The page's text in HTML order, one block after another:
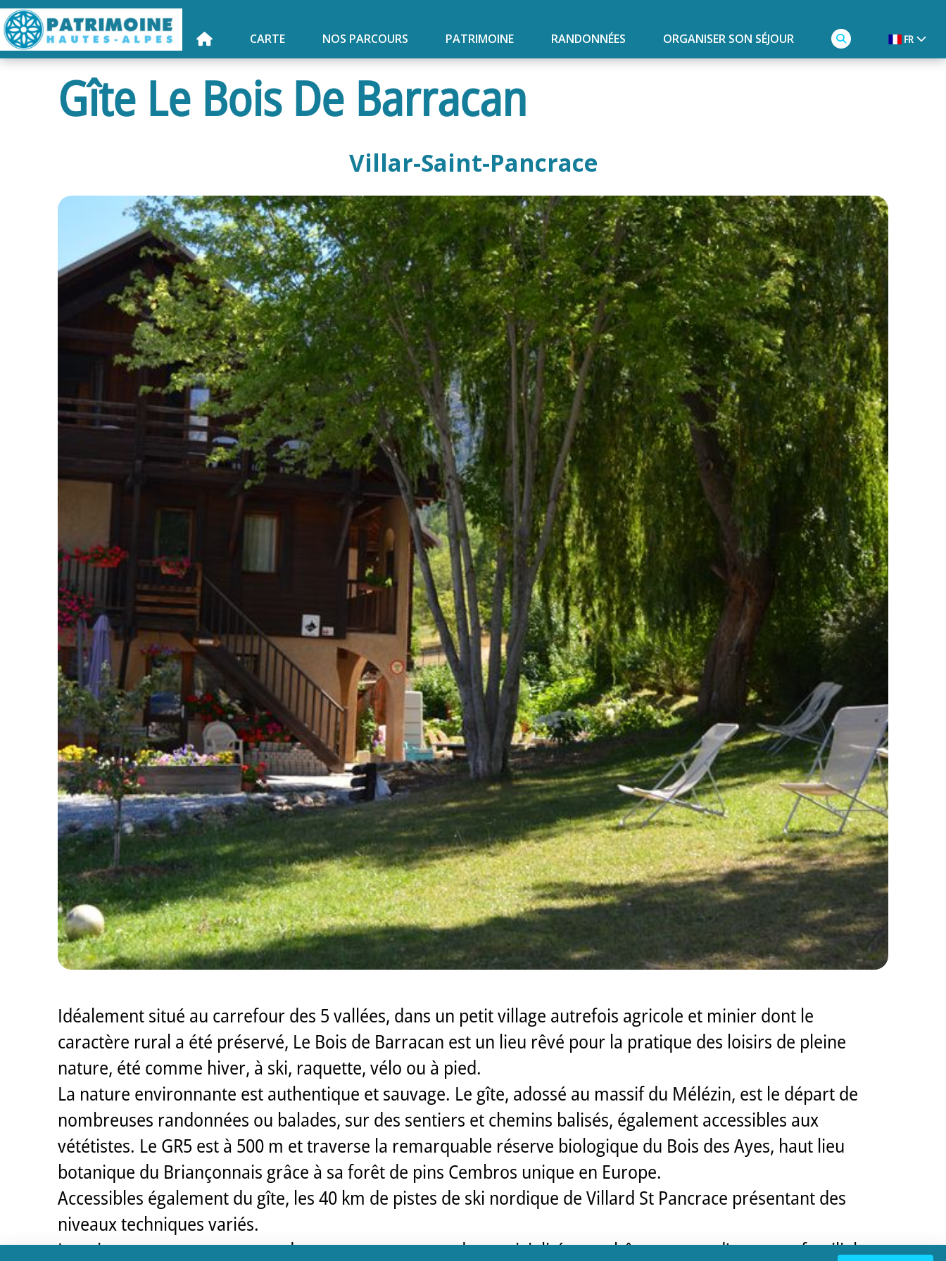
CARTE NOS PARCOURS PATRIMOINE RANDONNÉES ORGANISER SON SÉJOUR FR
Gîte Le Bois De Barracan
Villar-Saint-Pancrace
Idéalement situé au carrefour des 5 vallées, dans un petit village autrefois agricole et minier dont le
caractère rural a été préservé, Le Bois de Barracan est un lieu rêvé pour la pratique des loisirs de pleine
nature, été comme hiver, à ski, raquette, vélo ou à pied.
La nature environnante est authentique et sauvage. Le gîte, adossé au massif du Mélézin, est le départ de
nombreuses randonnées ou balades, sur des sentiers et chemins balisés, également accessibles aux
vététistes. Le GR5 est à 500 m et traverse la remarquable réserve biologique du Bois des Ayes, haut lieu
botanique du Briançonnais grâce à sa forêt de pins Cembros unique en Europe.
Accessibles également du gîte, les 40 km de pistes de ski nordique de Villard St Pancrace présentant des
niveaux techniques variés.
Le soir, nous vous proposons de passer un moment de convivialité entre hôtes autour d'un repas familial